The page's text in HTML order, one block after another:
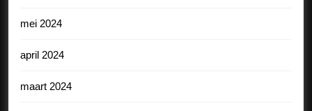
mei 2024
april 2024
maart 2024